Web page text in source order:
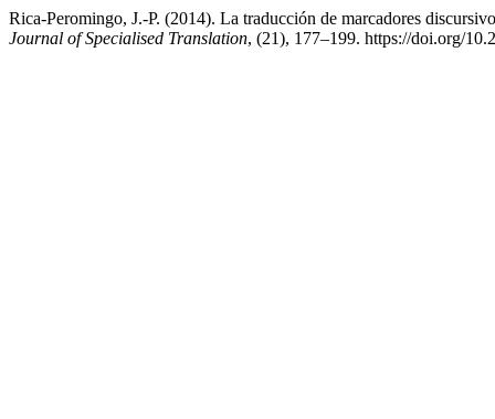
Rica-Peromingo, J.-P. (2014). La traducción de marcadores
Journal of Specialised Translation, (21), 177–199. https://doi.org/